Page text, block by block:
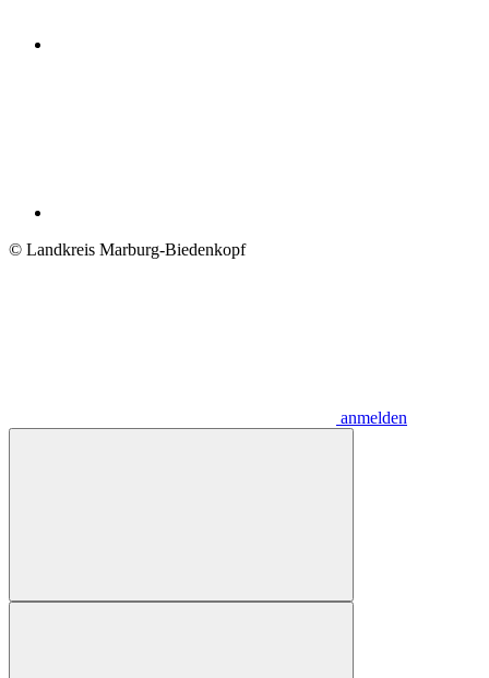
© Landkreis Marburg-Biedenkopf
anmelden